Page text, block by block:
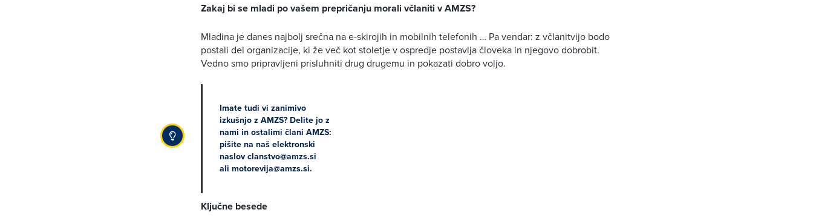
Zakaj bi se mladi po vašem prepričanju morali včlaniti v AMZS?
Mladina je danes najbolj srečna na e-skirojih in mobilnih telefonih … Pa vendar: z včlanitvijo bodo
postali del organizacije, ki že več kot stoletje v ospredje postavlja človeka in njegovo dobrobit.
Vedno smo pripravljeni prisluhniti drug drugemu in pokazati dobro voljo.
Imate tudi vi zanimivo
izkušnjo z AMZS? Delite jo z
nami in ostalimi člani AMZS:
pišite na naš elektronski
naslovclanstvo@amzs.si
ali motorevija@amzs.si.
Ključne besede